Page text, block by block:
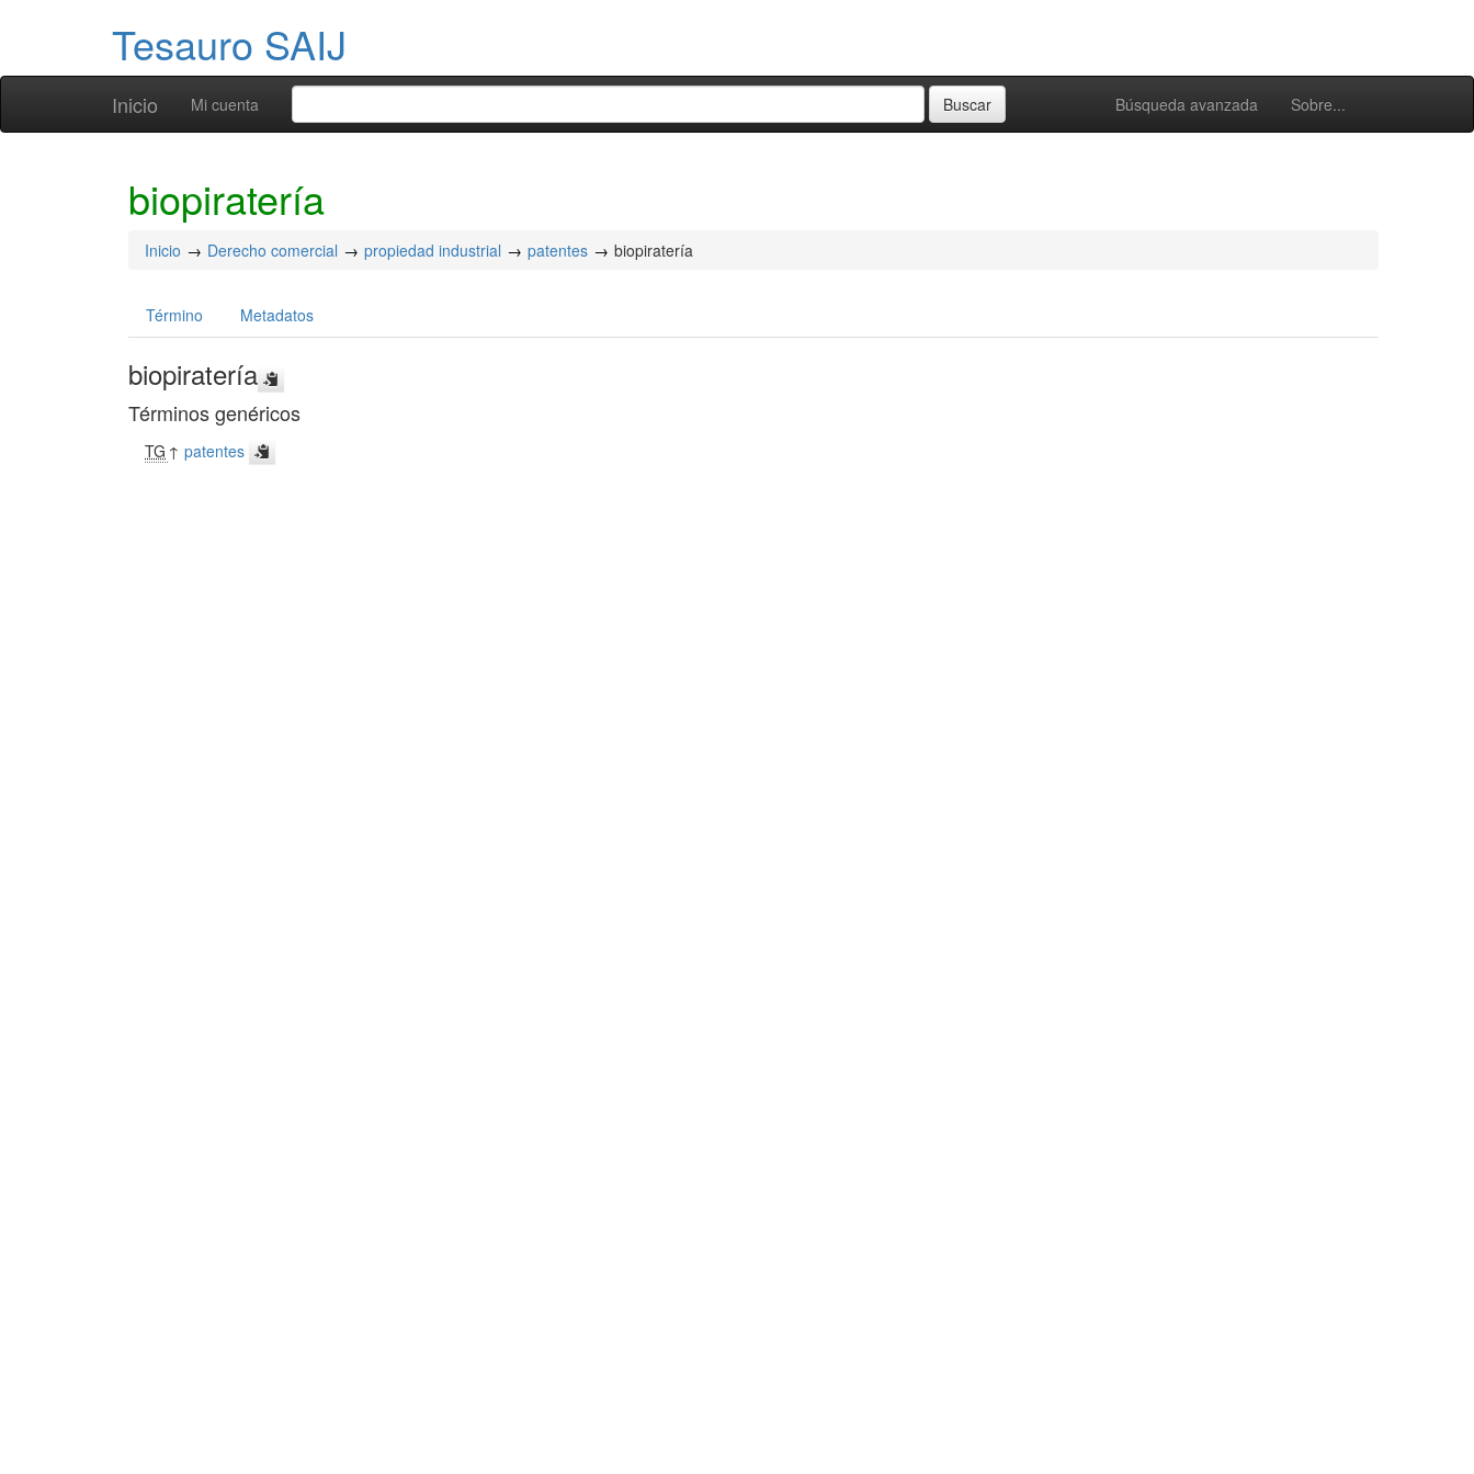
Tesauro SAIJ
Inicio Búsqueda avanzada Sobre...
Mi cuenta
biopiratería
Inicio Derecho comercial propiedad industrial patentes biopiratería
Término Metadatos
biopiratería
Términos genéricos
TG ↑patentes